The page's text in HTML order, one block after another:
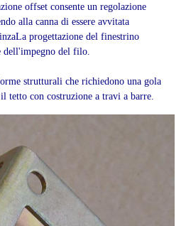
offset consente un regolazione
alla canna di essere avvitata
progettazione del finestrino
dell'impegno del filo.
strutturali che richiedono una gola
tetto con costruzione a travi a barre.